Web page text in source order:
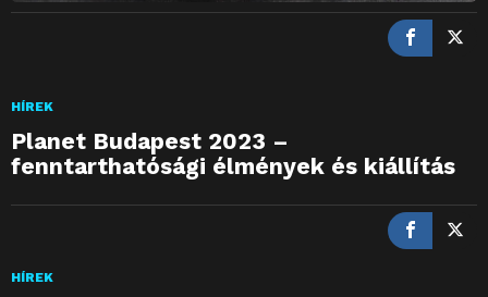
HÍREK
Planet Budapest 2023 –
fenntarthatósági élmények és kiállítás
HÍREK